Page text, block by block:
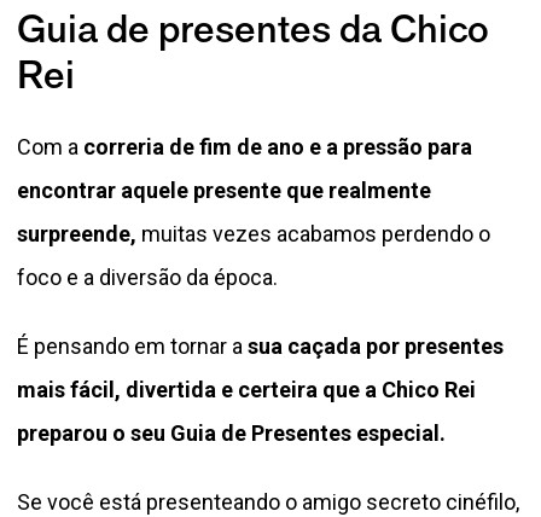
Guia de presentes da Chico
Rei
Com a correria de fim de ano e a pressão para
encontrar aquele presente que realmente
surpreende, muitas vezes acabamos perdendo o
foco e a diversão da época.
É pensando em tornar a sua caçada por presentes
mais fácil, divertida e certeira que a Chico Rei
preparou o seu Guia de Presentes especial.
Se você está presenteando o amigo secreto cinéfilo,